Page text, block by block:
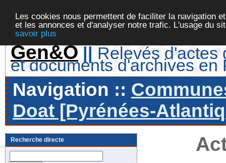
Les cookies nous permettent de faciliter la navigation
et les annonces et d'analyser notre trafic. L'usage du
savoir plus
Gen&O || Relevés d'actes
et documents d'archives en
Navigation ::
Doat [Pyrénées-
Recherche directe